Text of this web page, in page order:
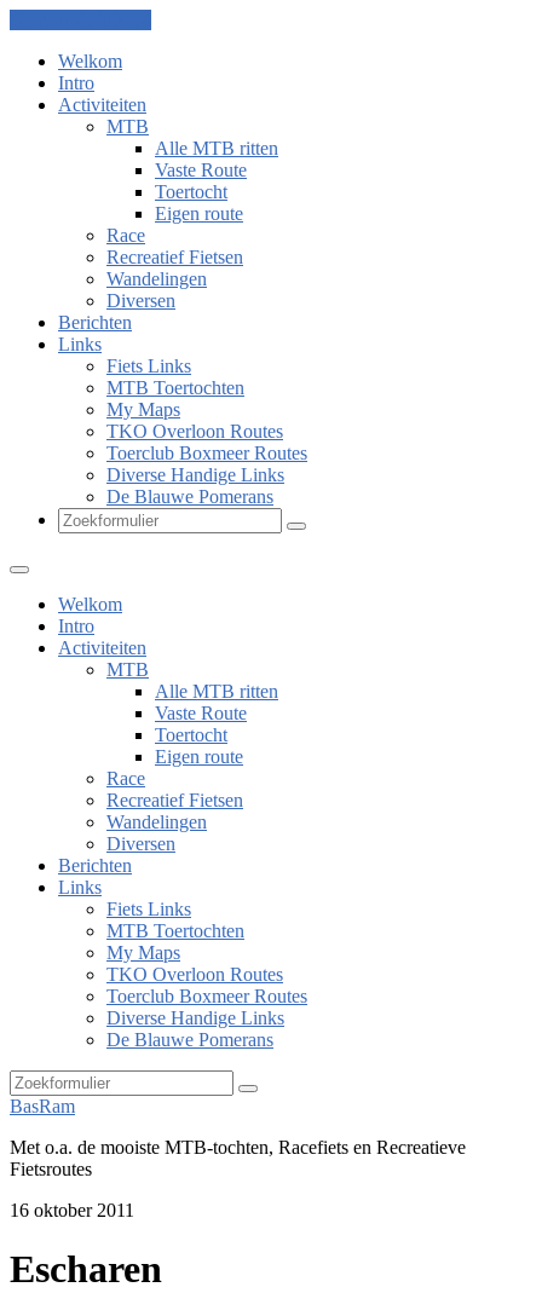
Welkom
Intro
Activiteiten
MTB
Alle MTB ritten
Vaste Route
Toertocht
Eigen route
Race
Recreatief Fietsen
Wandelingen
Diversen
Berichten
Links
Fiets Links
MTB Toertochten
My Maps
TKO Overloon Routes
Toerclub Boxmeer Routes
Diverse Handige Links
De Blauwe Pomerans
Zoeken
Welkom
Intro
Activiteiten
MTB
Alle MTB ritten
Vaste Route
Toertocht
Eigen route
Race
Recreatief Fietsen
Wandelingen
Diversen
Berichten
Links
Fiets Links
MTB Toertochten
My Maps
TKO Overloon Routes
Toerclub Boxmeer Routes
Diverse Handige Links
De Blauwe Pomerans
Zoeken
BasRam
Met o.a. de mooiste MTB-tochten, Racefiets en Recreatieve
Fietsroutes
16 oktober 2011
Escharen